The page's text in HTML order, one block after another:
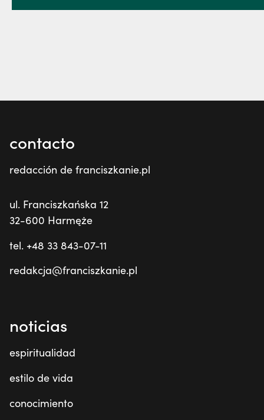
contacto
redacción de franciszkanie.pl
ul. Franciszkańska 12
32-600 Harmęże
tel. +48 33 843-07-11
redakcja@franciszkanie.pl
noticias
espiritualidad
estilo de vida
conocimiento